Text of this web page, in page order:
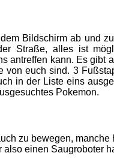
Bildschirm ab und
Straße, alles ist
antreffen kann. Es
euch sind. 3
in der Liste eins
Pokemon.
zu bewegen,
einen Saugroboter